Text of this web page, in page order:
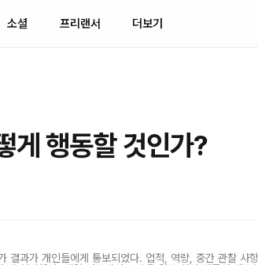
소셜 프리랜서 더보기
게 행동할 것인가?
결과가 개인들에게 통보되었다. 업적, 역량, 중간 관찰 사